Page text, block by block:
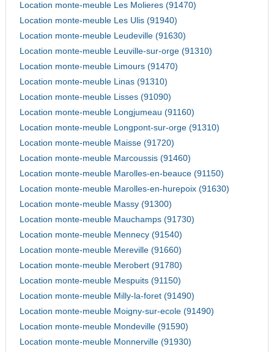
Location monte-meuble Les Molieres (91470)
Location monte-meuble Les Ulis (91940)
Location monte-meuble Leudeville (91630)
Location monte-meuble Leuville-sur-orge (91310)
Location monte-meuble Limours (91470)
Location monte-meuble Linas (91310)
Location monte-meuble Lisses (91090)
Location monte-meuble Longjumeau (91160)
Location monte-meuble Longpont-sur-orge (91310)
Location monte-meuble Maisse (91720)
Location monte-meuble Marcoussis (91460)
Location monte-meuble Marolles-en-beauce (91150)
Location monte-meuble Marolles-en-hurepoix (91630)
Location monte-meuble Massy (91300)
Location monte-meuble Mauchamps (91730)
Location monte-meuble Mennecy (91540)
Location monte-meuble Mereville (91660)
Location monte-meuble Merobert (91780)
Location monte-meuble Mespuits (91150)
Location monte-meuble Milly-la-foret (91490)
Location monte-meuble Moigny-sur-ecole (91490)
Location monte-meuble Mondeville (91590)
Location monte-meuble Monnerville (91930)